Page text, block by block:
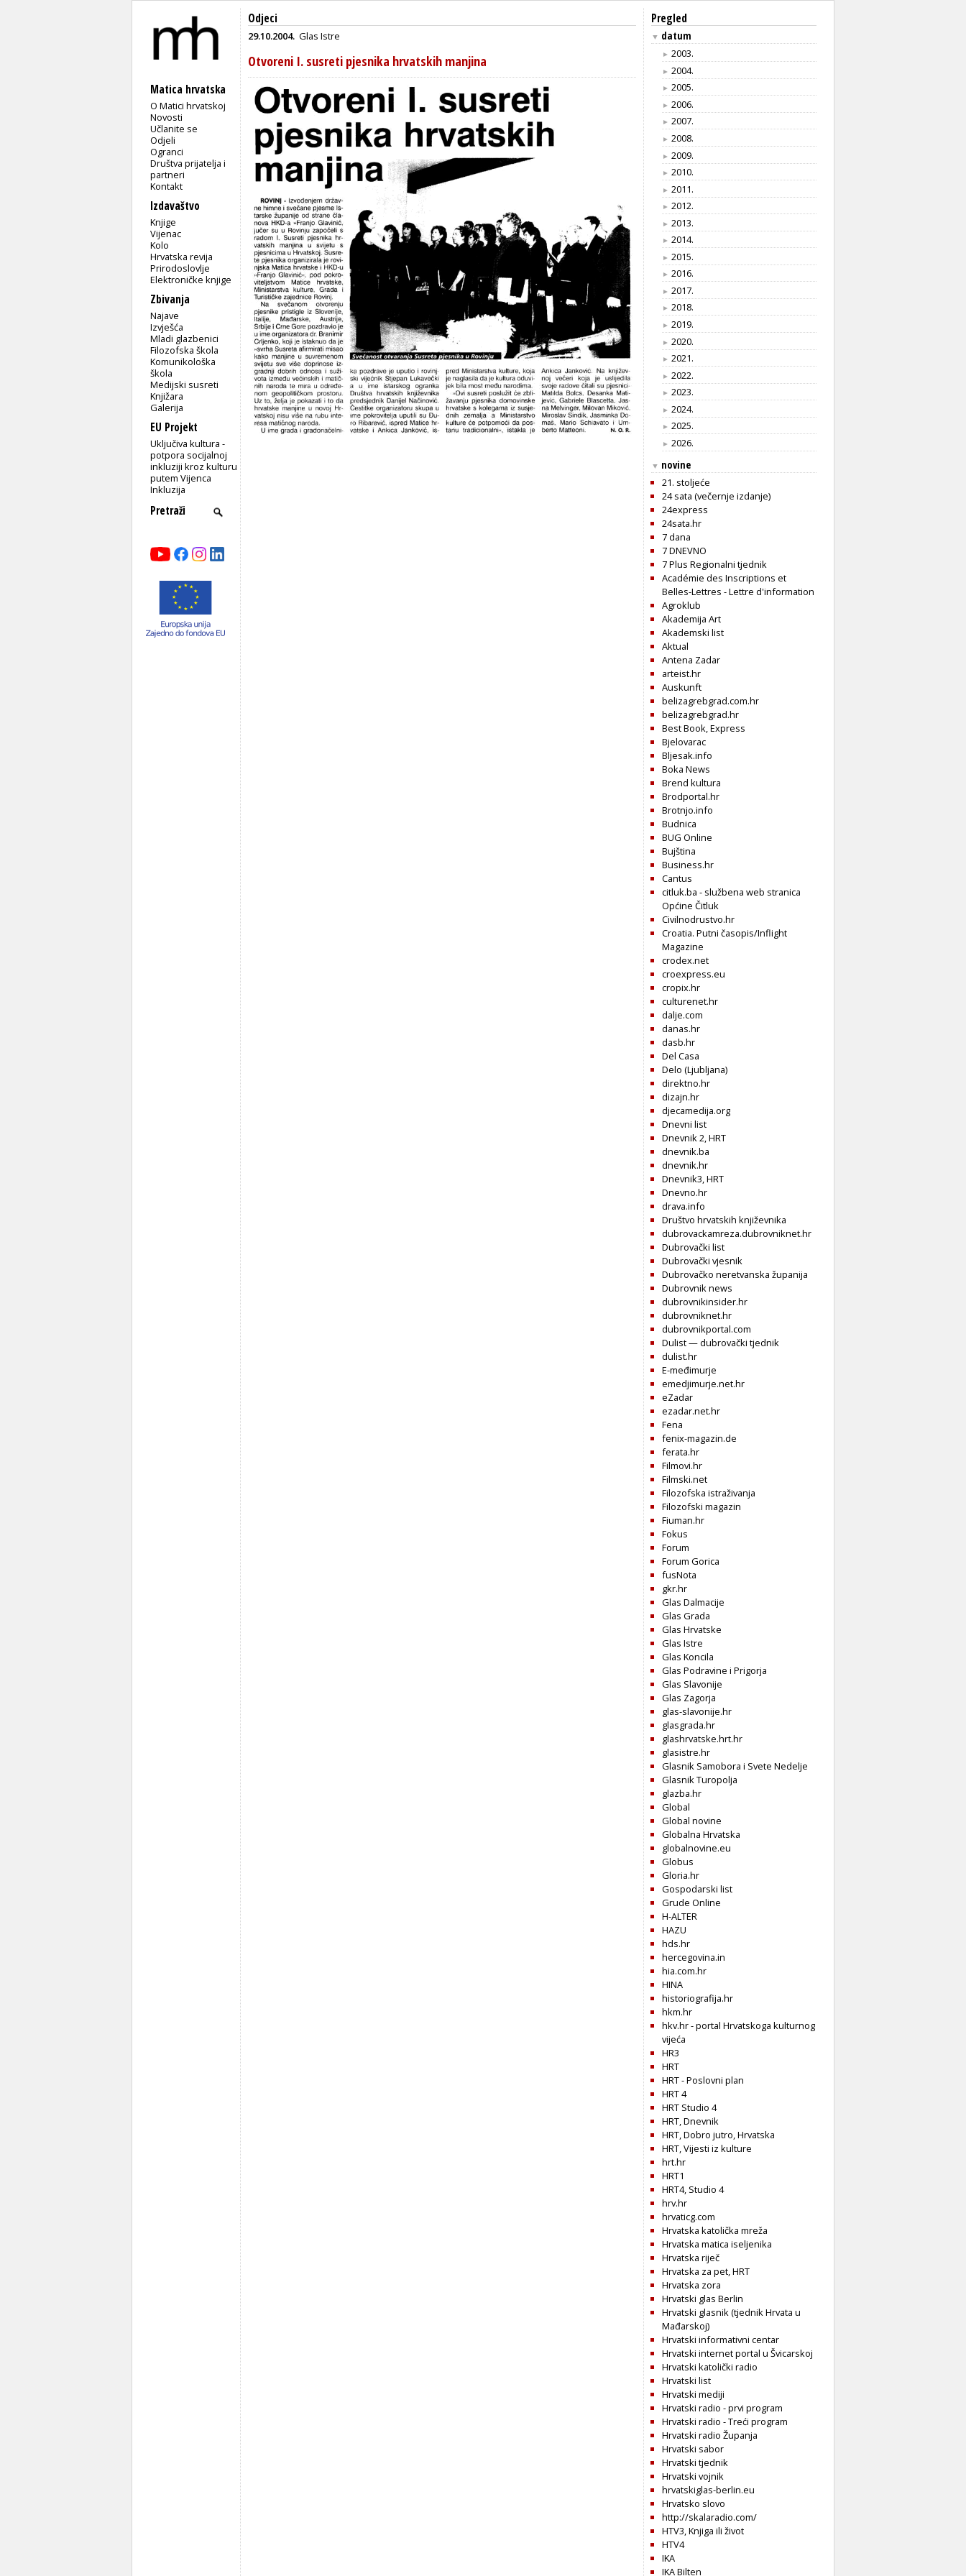
Matica hrvatska
O Matici hrvatskoj
Novosti
Učlanite se
Odjeli
Ogranci
Društva prijatelja i
partneri
Kontakt
Izdavaštvo
Knjige
Vijenac
Kolo
Hrvatska revija
Prirodoslovlje
Elektroničke knjige
Zbivanja
Najave
Izvješća
Mladi glazbenici
Filozofska škola
Komunikološka
škola
Medijski susreti
Knjižara
Galerija
EU Projekt
Uključiva kultura -
potpora socijalnoj
inkluziji kroz kulturu
putem Vijenca
Inkluzija
Odjeci
29.10.2004. Glas Istre
Otvoreni I. susreti pjesnika hrvatskih manjina
Pregled
▼ datum
► 2003.
► 2004.
► 2005.
► 2006.
► 2007.
► 2008.
► 2009.
► 2010.
► 2011.
► 2012.
► 2013.
► 2014.
► 2015.
► 2016.
► 2017.
► 2018.
► 2019.
► 2020.
► 2021.
► 2022.
► 2023.
► 2024.
► 2025.
► 2026.
▼ novine
21. stoljeće
24 sata (večernje izdanje)
24express
24sata.hr
7 dana
7 DNEVNO
7 Plus Regionalni tjednik
Académie des Inscriptions et
Belles-Lettres - Lettre d'information
Agroklub
Akademija Art
Akademski list
Aktual
Antena Zadar
arteist.hr
Auskunft
belizagrebgrad.com.hr
belizagrebgrad.hr
Best Book, Express
Bjelovarac
Bljesak.info
Boka News
Brend kultura
Brodportal.hr
Brotnjo.info
Budnica
BUG Online
Bujština
Business.hr
Cantus
citluk.ba - službena web stranica
Općine Čitluk
Civilnodrustvo.hr
Croatia. Putni časopis/Inflight
Magazine
crodex.net
croexpress.eu
cropix.hr
culturenet.hr
dalje.com
danas.hr
dasb.hr
Del Casa
Delo (Ljubljana)
direktno.hr
dizajn.hr
djecamedija.org
Dnevni list
Dnevnik 2, HRT
dnevnik.ba
dnevnik.hr
Dnevnik3, HRT
Dnevno.hr
drava.info
Društvo hrvatskih književnika
dubrovackamreza.dubrovniknet.hr
Dubrovački list
Dubrovački vjesnik
Dubrovačko neretvanska županija
Dubrovnik news
dubrovnikinsider.hr
dubrovniknet.hr
dubrovnikportal.com
Dulist — dubrovački tjednik
dulist.hr
E-međimurje
emedjimurje.net.hr
eZadar
ezadar.net.hr
Fena
fenix-magazin.de
ferata.hr
Filmovi.hr
Filmski.net
Filozofska istraživanja
Filozofski magazin
Fiuman.hr
Fokus
Forum
Forum Gorica
fusNota
gkr.hr
Glas Dalmacije
Glas Grada
Glas Hrvatske
Glas Istre
Glas Koncila
Glas Podravine i Prigorja
Glas Slavonije
Glas Zagorja
glas-slavonije.hr
glasgrada.hr
glashrvatske.hrt.hr
glasistre.hr
Glasnik Samobora i Svete Nedelje
Glasnik Turopolja
glazba.hr
Global
Global novine
Globalna Hrvatska
globalnovine.eu
Globus
Gloria.hr
Gospodarski list
Grude Online
H-ALTER
HAZU
hds.hr
hercegovina.in
hia.com.hr
HINA
historiografija.hr
hkm.hr
hkv.hr - portal Hrvatskoga kulturnog
vijeća
HR3
HRT
HRT - Poslovni plan
HRT 4
HRT Studio 4
HRT, Dnevnik
HRT, Dobro jutro, Hrvatska
HRT, Vijesti iz kulture
hrt.hr
HRT1
HRT4, Studio 4
hrv.hr
hrvaticg.com
Hrvatska katolička mreža
Hrvatska matica iseljenika
Hrvatska riječ
Hrvatska za pet, HRT
Hrvatska zora
Hrvatski glas Berlin
Hrvatski glasnik (tjednik Hrvata u
Mađarskoj)
Hrvatski informativni centar
Hrvatski internet portal u Švicarskoj
Hrvatski katolički radio
Hrvatski list
Hrvatski mediji
Hrvatski radio - prvi program
Hrvatski radio - Treći program
Hrvatski radio Županja
Hrvatski sabor
Hrvatski tjednik
Hrvatski vojnik
hrvatskiglas-berlin.eu
Hrvatsko slovo
http://skalaradio.com/
HTV3, Knjiga ili život
HTV4
IKA
IKA Bilten